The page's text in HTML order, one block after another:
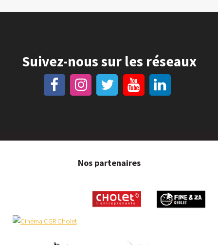
Suivez-nous sur les réseaux
Nos partenaires